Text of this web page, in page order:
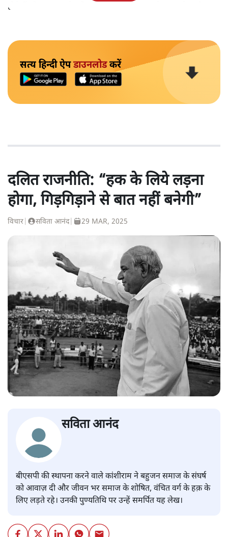
होने हैं तो इस मामले को और ज़्यादा तूल पकड़ने का अंदेशा है।
सत्य हिन्दी ऐपडाउनलोडकरें
दलित राजनीति: “हक के लिये लड़ना
होगा, गिड़गिड़ाने से बात नहीं बनेगी”
विचार सविता आनंद| 29 MAR, 2025
सविता आनंद
बीएसपी की स्थापना करने वाले कांशीराम ने बहुजन समाज के संघर्ष
को आवाज़ दी और जीवन भर समाज के शोषित, वंचित वर्ग के हक़ के
लिए लड़ते रहे। उनकी पुण्यतिथि पर उन्हें समर्पित यह लेख।